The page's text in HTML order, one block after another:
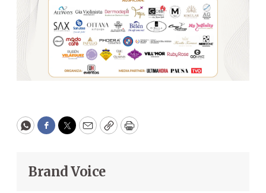
WhatsApp
Facebook
Twitter
EmailCopyPrint
Brand Voice